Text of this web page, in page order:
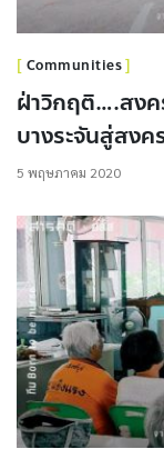
Communities
ฝ่าวิกฤติ….สงค
บางระจันสู่สงค
5 พฤษภาคม 2020